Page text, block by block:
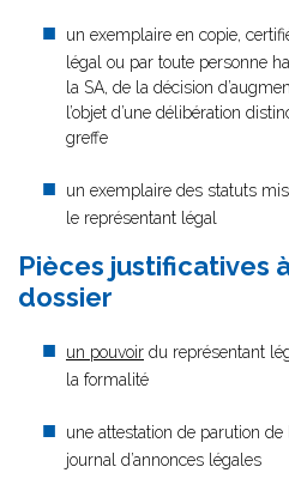
un exemplaire en copie,
légal ou par toute personne
la SA, de la décision
l’objet d’une délibération
greffe
un exemplaire des statuts
le représentant légal
Pièces justificatives
dossier
un pouvoir du représentant
la formalité
une attestation de parution
journal d’annonces légales